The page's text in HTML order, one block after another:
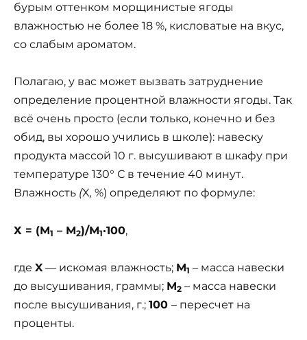
бурым оттенком морщинистые ягоды
влажностью не более 18 %, кисловатые на вкус,
со слабым ароматом.
Полагаю, у вас может вызвать затруднение
определение процентной влажности ягоды. Так
всё очень просто (если только, конечно и без
обид, вы хорошо учились в школе): навеску
продукта массой 10 г. высушивают в шкафу при
температуре 130° С в течение 40 минут.
Влажность (X, %) определяют по формуле:
Х = (М1 – М2)/М1·100,
где X — искомая влажность; M1 – масса навески
до высушивания, граммы; М2 – масса навески
после высушивания, г.; 100 – пересчет на
проценты.